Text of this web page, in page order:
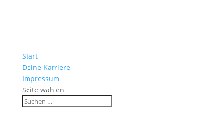
Start
Deine Karriere
Impressum
Seite wählen